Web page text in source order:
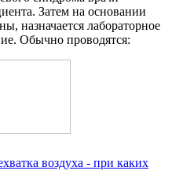
Затем на основании
назначается лабораторное
Обычно проводятся:
воздуха - при каких